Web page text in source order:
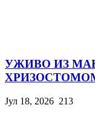
УЖИВО ИЗ
Јул 18, 2026 213